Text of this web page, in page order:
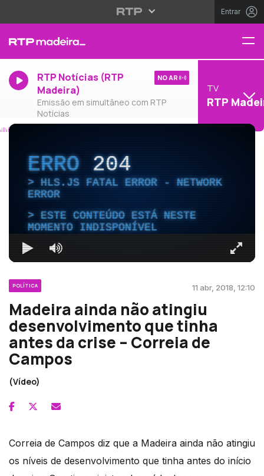
Entrar
RTP Notícias (RTP
Madeira)
Emissão em simultâneo com RTP
Notícias
NO AR
TV
RTP
ERRO204
HLS.JS FATAL ERROR - NETWORK
ERROR
ESTE CONTEÚDO ESTÁ NESTE
MOMENTO INDISPONÍVEL
POLÍTICA 11 abr, 2018, 12:10
Madeira ainda não atingiu
desenvolvimento que tinha
antes da crise – Correia de
Campos
(Vídeo)
Correia de Campos diz que a Madeira ainda não atingiu
os níveis de desenvolvimento que tinha antes do início